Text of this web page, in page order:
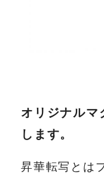
オリジナルマ
します。
昇華転写とは